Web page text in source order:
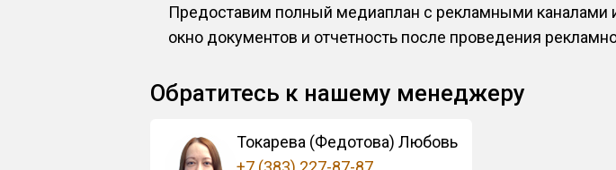
Предоставим полный медиаплан с рекламными каналами
окно документов и отчетность после проведения
Обратитесь к нашему менеджеру
Токарева (Федотова) Любовь